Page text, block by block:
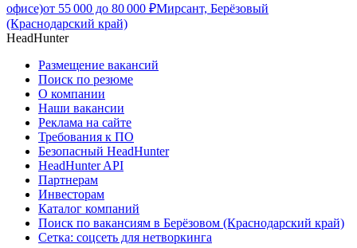
офисе)от 55 000 до 80 000 ₽Мирсант, Берёзовый
(Краснодарский край)
HeadHunter
Размещение вакансий
Поиск по резюме
О компании
Наши вакансии
Реклама на сайте
Требования к ПО
Безопасный HeadHunter
HeadHunter API
Партнерам
Инвесторам
Каталог компаний
Поиск по вакансиям в Берёзовом (Краснодарский край)
Сетка: соцсеть для нетворкинга